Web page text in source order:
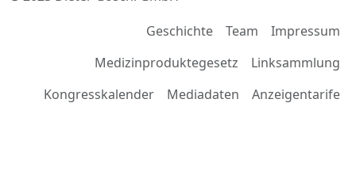
Geschichte
Team
Impressum
Medizinproduktegesetz
Linksammlung
Kongresskalender
Mediadaten Anzeigentarife